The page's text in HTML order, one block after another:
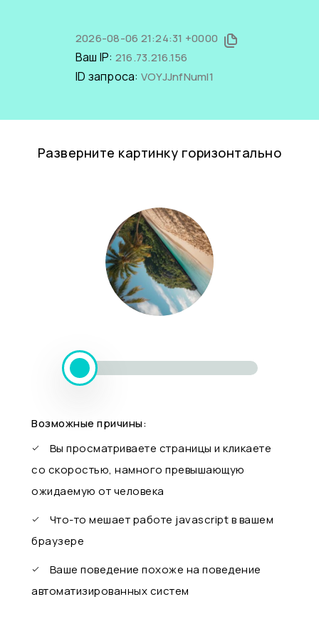
2026-08-06 21:24:31 +0000
Ваш IP: 216.73.216.156
ID запроса: VOYJJnfNumI1
Разверните картинку горизонтально
Возможные причины:
Вы просматриваете страницы и кликаете
со скоростью, намного превышающую
ожидаемую от человека
Что-то мешает работе javascript в вашем
браузере
Ваше поведение похоже на поведение
автоматизированных систем